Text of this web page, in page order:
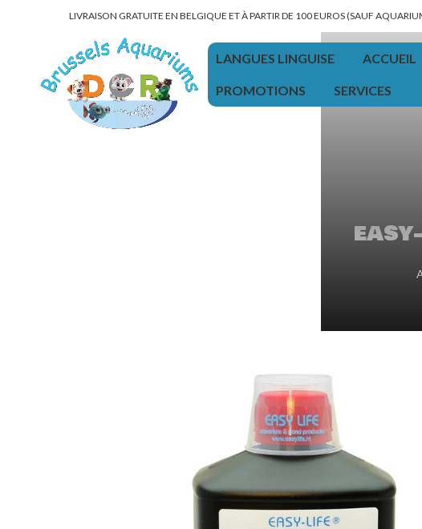
LIVRAISON GRATUITE EN BELGIQUE ET À PARTIR DE 100 EUROS (SAUF
LANGUES LINGUISE ACCUEIL
PROMOTIONS SERVICES